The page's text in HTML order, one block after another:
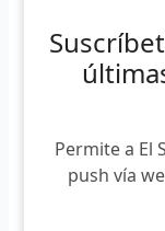
Permite a El
push vía
Un Juez de
aportados eran
dictó el auto de
durante ocho